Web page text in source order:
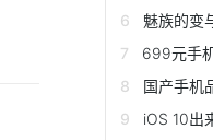
魅族的变
699元手机
国产手机品牌
iOS 10出来了